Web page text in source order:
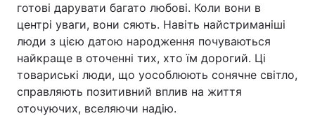
готові дарувати багато любові. Коли вони в
центрі уваги, вони сяють. Навіть найстриманіші
люди з цією датою народження почуваються
найкраще в оточенні тих, хто їм дорогий. Ці
товариські люди, що уособлюють сонячне світло,
справляють позитивний вплив на життя
оточуючих, вселяючи надію.